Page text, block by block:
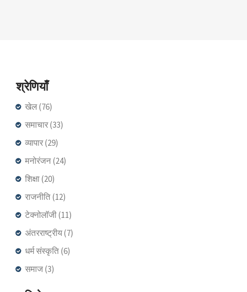
श्रेणियाँ
खेल(76)
समाचार(33)
व्यापार(29)
मनोरंजन(24)
शिक्षा(20)
राजनीति(12)
टेक्नोलॉजी(11)
अंतरराष्ट्रीय(7)
धर्म संस्कृति(6)
समाज(3)